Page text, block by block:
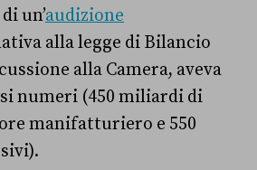
un’audizione
alla legge di Bilancio
alla Camera, aveva
numeri (450 miliardi di
manifatturiero e 550